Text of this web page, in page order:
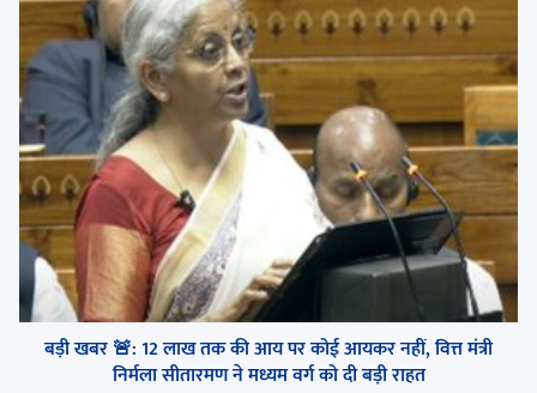
बड़ी खबर 🚨: 12 लाख तक की आय पर कोई आयकर नहीं, वित्त मंत्री
निर्मला सीतारमण ने मध्यम वर्ग को दी बड़ी राहत